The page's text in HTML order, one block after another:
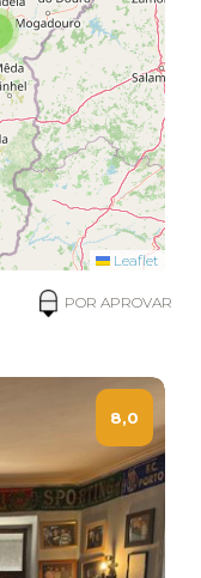
Leaflet
POR APROVAR
8,0